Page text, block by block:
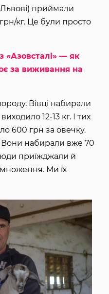
приймали
кг. Це були просто
«Азовсталі» — як
за виживання на
Вівці набирали
12-13 кг. І тих
600 грн за овечку.
Вони набирали вже 70
приїжджали й
Ми їх